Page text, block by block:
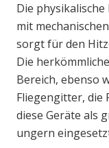
Die
mit
sorgt für den
Die
Bereich, ebenso
Fliegengitter, die
diese Geräte als
ungern